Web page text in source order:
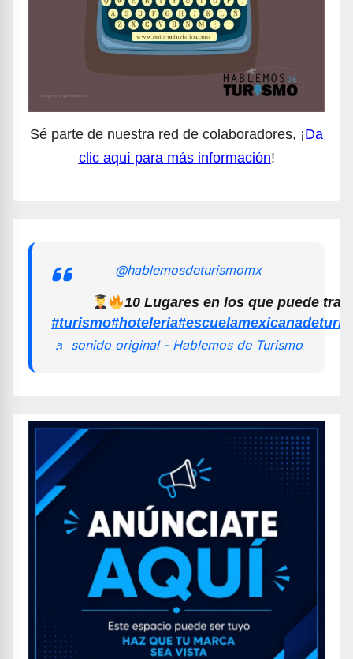
Sé parte de nuestra red de colaboradores, ¡Da
clic aquí para más información!
@hablemosdeturismomx
10 Lugares en los que puede
#turismo#hoteleria
♬ sonido original - Hablemos de Turismo